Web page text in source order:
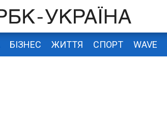
БІЗНЕС ЖИТТЯ СПОРТ WAVE